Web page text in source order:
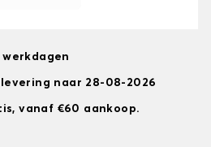
naar 28-08-2026
vanaf €60 aankoop.